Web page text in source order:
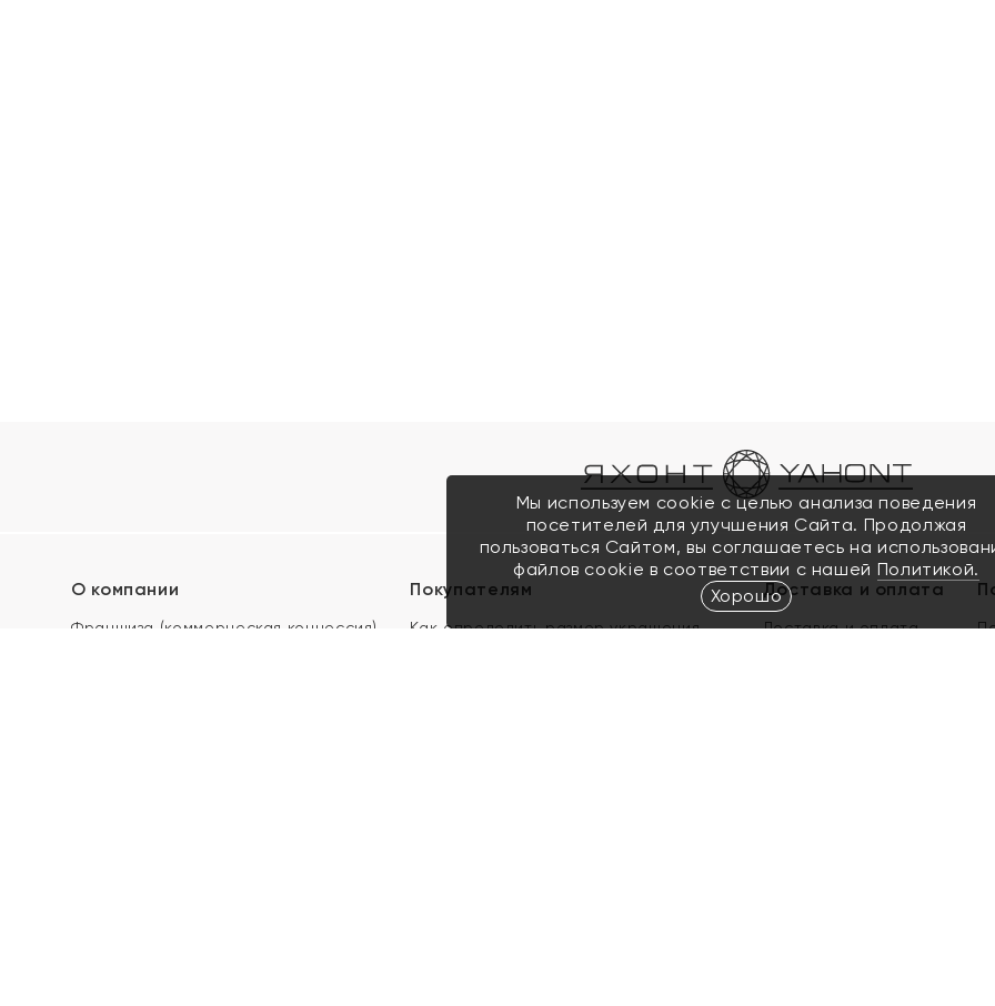
О компании
Франшиза (коммерческая концессия)
Покупателям
Как определить размер украшения
Доставка и оплата
Доставка и оплата
Мы используем cookie с целью анализа поведения
посетителей для улучшения Сайта. Продолжая
пользоваться Сайтом, вы соглашаетесь на
файлов cookie в соответствии с нашей Политикой.
Хорошо